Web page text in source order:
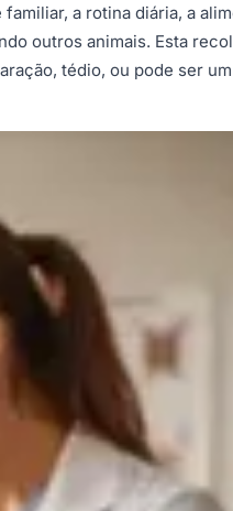
a rotina diária, a
outros animais. Esta
tédio, ou pode ser